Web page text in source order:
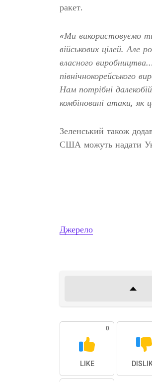
ракет.
«Ми використовуємо
військових цілей. Але
власного
північнокорейського
Нам потрібні
комбіновані атаки, як
Зеленський також
США можуть надати
Джерело
0
LIKE